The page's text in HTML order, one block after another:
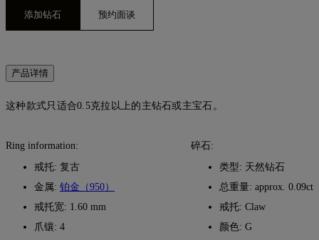
添加钻石 预约面谈
产品详情
这种款式只适合0.5克拉以上的主钻石或主宝石。
Ring information:
戒托: 复古
金属: 铂金（950）
戒托宽: 1.60 mm
爪镶: 4
碎石:
类型: 天然钻石
总重量: approx. 0.09ct
戒托: Claw
颜色: G